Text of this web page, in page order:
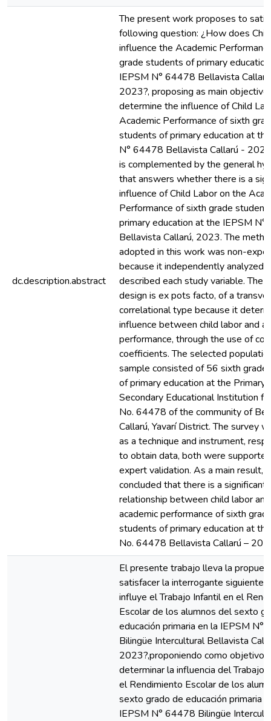
dc.description.abstract
The present work proposes to
following question: ¿How does
influence the Academic
grade students of primary
IEPSM N° 64478 Bellavista
2023?, proposing as main
determine the influence of Child
Academic Performance of sixth
students of primary education at
N° 64478 Bellavista Callarú -
is complemented by the general
that answers whether there is a
influence of Child Labor on the
Performance of sixth grade
primary education at the IEPSM
Bellavista Callarú, 2023. The
adopted in this work was non-
because it independently analyzed
described each study variable. The
design is ex pots facto, of a
correlational type because it
influence between child labor and
performance, through the use of
coefficients. The selected
sample consisted of 56 sixth
of primary education at the Primary
Secondary Educational Institution
No. 64478 of the community of
Callarú, Yavarí District. The survey
as a technique and instrument,
to obtain data, both were
expert validation. As a main result,
concluded that there is a significant
relationship between child labor
academic performance of sixth
students of primary education at
No. 64478 Bellavista Callarú –
El presente trabajo lleva la
satisfacer la interrogante siguiente:
influye el Trabajo Infantil en el
Escolar de los alumnos del sexto
educación primaria en la IEPSM N°
Bilingüe Intercultural Bellavista
2023?,proponiendo como objetivo
determinar la influencia del Trabajo
el Rendimiento Escolar de los
sexto grado de educación primaria
IEPSM N° 64478 Bilingüe